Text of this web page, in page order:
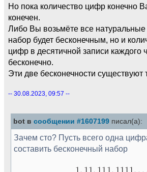
Но пока количество цифр конечно
конечен.
Либо Вы возьмёте все натуральные
набор будет бесконечным, но и
цифр в десятичной записи каждого
бесконечно.
Эти две бесконечности существуют
-- 30.08.2023, 09:57 --
bot в сообщении #1607199 писал(а):
Зачем сто? Пусть всего одна
составить бесконечный набор